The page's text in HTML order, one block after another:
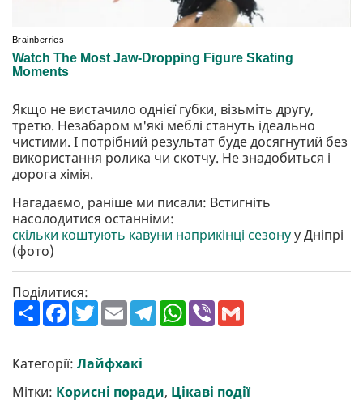
Якщо не вистачило однієї губки, візьміть другу,
третю. Незабаром м'які меблі стануть ідеально
чистими. І потрібний результат буде досягнутий без
використання ролика чи скотчу. Не знадобиться і
дорога хімія.
Нагадаємо, раніше ми писали: Встигніть
насолодитися останніми:
скільки коштують кавуни наприкінці сезонуу Дніпрі
(фото)
Поділитися:
П
о
р
и
т
и
F
a
b
o
o
k
T
w
t
e
r
E
m
l
T
e
a
m
W
h
p
p
V
Категорії: Лайфхакі
Мітки: Корисні поради, Цікаві події